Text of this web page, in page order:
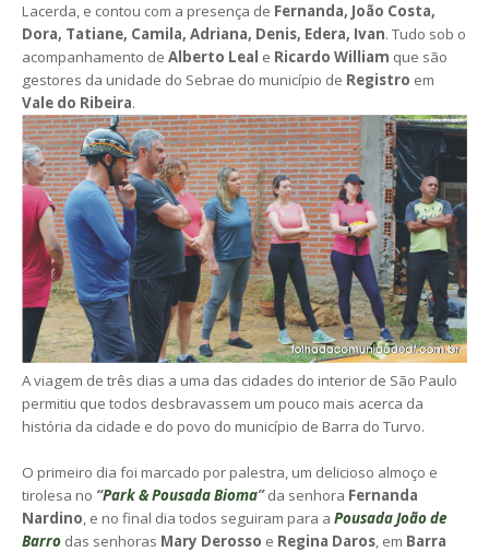
Lacerda, e contou com a presença de Fernanda, João Costa,
Dora, Tatiane, Camila, Adriana, Denis, Edera, Ivan. Tudo sob o
acompanhamento de Alberto Leal e Ricardo William que são
gestores da unidade do Sebrae do município de Registro em
Vale do Ribeira.
A viagem de três dias a uma das cidades do interior de São Paulo
permitiu que todos desbravassem um pouco mais acerca da
história da cidade e do povo do município de Barra do Turvo.
O primeiro dia foi marcado por palestra, um delicioso almoço e
tirolesa no “Park & Pousada Bioma”da senhora Fernanda
Nardino, e no final dia todos seguiram para a Pousada João de
Barro das senhoras Mary Derosso e Regina Daros, em Barra